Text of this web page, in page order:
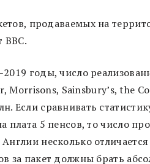
продаваемых на
BBC.
годы, число
Morrisons, Sainsbury’s, the
Если сравнивать
плата 5 пенсов, то число
несколько
за пакет должны брать